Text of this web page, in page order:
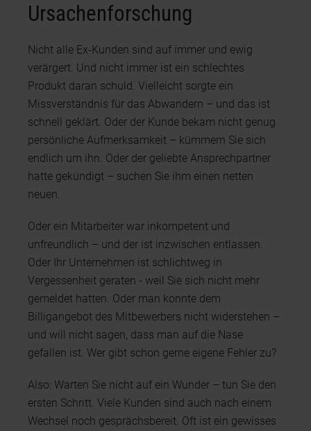
Ursachenforschung
Nicht alle Ex-Kunden sind auf immer und ewig
verärgert. Und nicht immer ist ein schlechtes
Produkt daran schuld. Vielleicht sorgte ein
Missverständnis für das Abwandern – und das ist
schnell geklärt. Oder der Kunde bekam nicht genug
persönliche Aufmerksamkeit – kümmern Sie sich
endlich um ihn. Oder der geliebte Ansprechpartner
hatte gekündigt – suchen Sie ihm einen netten
neuen.
Oder ein Mitarbeiter war inkompetent und
unfreundlich – und der ist inzwischen entlassen.
Oder Ihr Unternehmen ist schlichtweg in
Vergessenheit geraten - weil Sie sich nicht mehr
gemeldet hatten. Oder man konnte dem
Billigangebot des Mitbewerbers nicht widerstehen –
und will nicht sagen, dass man auf die Nase
gefallen ist. Wer gibt schon gerne eigene Fehler zu?
Also: Warten Sie nicht auf ein Wunder – tun Sie den
ersten Schritt. Viele Kunden sind auch nach einem
Wechsel noch gesprächsbereit. Oft ist ein gewisses